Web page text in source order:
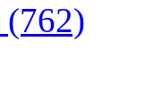
(762)